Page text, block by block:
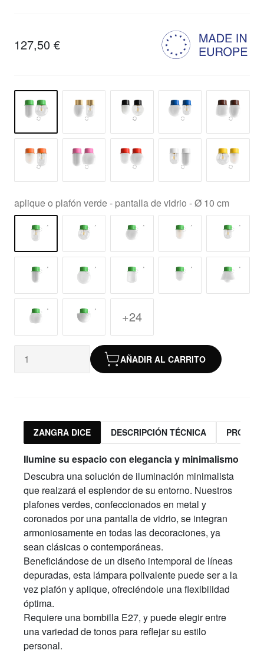
127,50 €
aplique o plafón verde - pantalla de vidrio - Ø 10 cm
+24
AÑADIR AL CARRITO
ZANGRA DICE DESCRIPCIÓN TÉCNICA
Ilumine su espacio con elegancia y minimalismo
Descubra una solución de iluminación minimalista
que realzará el esplendor de su entorno. Nuestros
plafones verdes, confeccionados en metal y
coronados por una pantalla de vidrio, se integran
armoniosamente en todas las decoraciones, ya
sean clásicas o contemporáneas.
Beneficiándose de un diseño intemporal de líneas
depuradas, esta lámpara polivalente puede ser a la
vez plafón y aplique, ofreciéndole una flexibilidad
óptima.
Requiere una bombilla E27, y puede elegir entre
una variedad de tonos para reflejar su estilo
personal.